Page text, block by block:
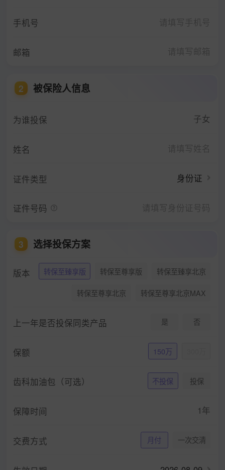
手机号
邮箱
2 被保险人信息
为谁投保 子女
姓名
证件类型 身份证
证件号码
3 选择投保方案
版本 转保至臻享版 转保至尊享版 转保至臻享北京
转保至尊享北京 转保至尊享北京MAX
上一年是否投保同类产品 是 否
保额 150万
齿科加油包（可选） 不投保 投保
保障时间 1年
交费方式 月付 一次交清